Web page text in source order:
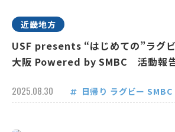
近畿地方
USF presents “はじめての”ラグ
大阪 Powered by SMBC 活動報
2025.08.30 日帰り ラグビー SMBC